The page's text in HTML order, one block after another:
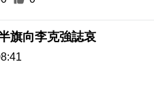
旗向李克強誌哀